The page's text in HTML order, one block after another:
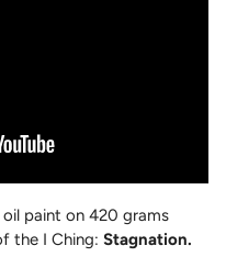
paint on 420 grams
the I Ching: Stagnation.